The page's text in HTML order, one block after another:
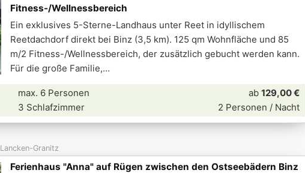
Fitness-/Wellnessbereich
Ein exklusives 5-Sterne-Landhaus unter Reet in idyllischem
Reetdachdorf direkt bei Binz (3,5 km). 125 qm Wohnfläche und 85
m/2 Fitness-/Wellnessbereich, der zusätzlich gebucht werden kann.
Für die große Familie,
max. 6 Personen
3 Schlafzimmer
ab 129,00 €
2 Personen / Nacht
Lancken-Granitz
Ferienhaus "Anna" auf Rügen zwischen den Ostseebädern Binz